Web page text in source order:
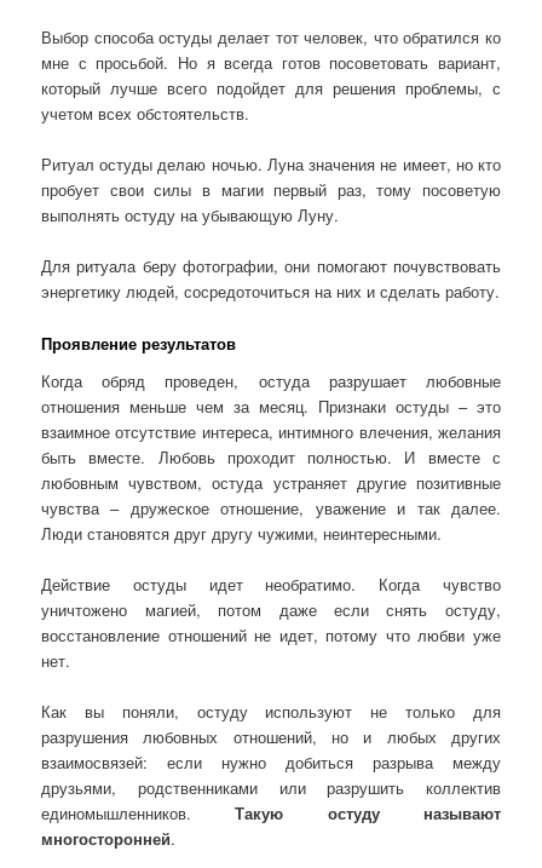
Выбор способа остуды делает тот человек, что обратился ко
мне с просьбой. Но я всегда готов посоветовать вариант,
который лучше всего подойдет для решения проблемы, с
учетом всех обстоятельств.
Ритуал остуды делаю ночью. Луна значения не имеет, но кто
пробует свои силы в магии первый раз, тому посоветую
выполнять остуду на убывающую Луну.
Для ритуала беру фотографии, они помогают почувствовать
энергетику людей, сосредоточиться на них и сделать работу.
Проявление результатов
Когда обряд проведен, остуда разрушает любовные
отношения меньше чем за месяц. Признаки остуды – это
взаимное отсутствие интереса, интимного влечения, желания
быть вместе. Любовь проходит полностью. И вместе с
любовным чувством, остуда устраняет другие позитивные
чувства – дружеское отношение, уважение и так далее.
Люди становятся друг другу чужими, неинтересными.
Действие остуды идет необратимо. Когда чувство
уничтожено магией, потом даже если снять остуду,
восстановление отношений не идет, потому что любви уже
нет.
Как вы поняли, остуду используют не только для
разрушения любовных отношений, но и любых других
взаимосвязей: если нужно добиться разрыва между
друзьями, родственниками или разрушить коллектив
единомышленников.Такую остуду называют
многосторонней.